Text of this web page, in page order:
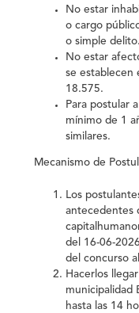
No estar
o cargo
o simple delito.
No estar
se establecen
18.575.
Para postular
mínimo de 1
similares.
Mecanismo de
Los
antecedentes
del 16-06-
del concurso
Hacerlos
municipalidad
hasta las 14